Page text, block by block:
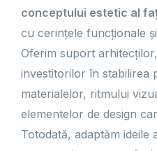
conceptului estetic al
cu cerințele funcționale
Oferim suport
investitorilor în stabilirea
materialelor, ritmului
elementelor de design
Totodată, adaptăm ideile